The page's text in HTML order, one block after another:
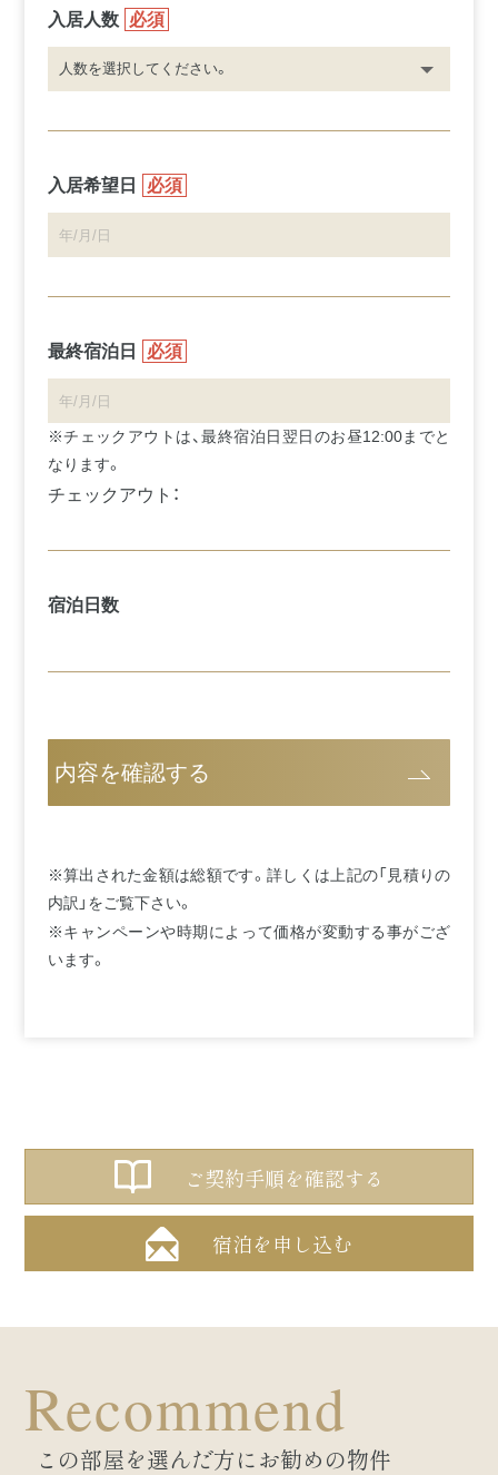
入居人数 必須
入居希望日 必須
最終宿泊日 必須
※チェックアウトは、最終宿泊日翌日のお昼12:00までと
なります。
チェックアウト：
宿泊日数
内容を確認する
※算出された金額は総額です。詳しくは上記の「見積りの
内訳」をご覧下さい。
※キャンペーンや時期によって価格が変動する事がござ
います。
ご契約手順を確認する
宿泊を申し込む
Recommend
この部屋を選んだ方にお勧めの物件